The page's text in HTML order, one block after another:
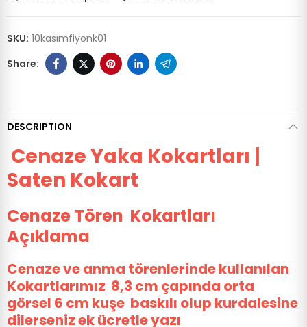
SKU: 10kasımfiyonk01
DESCRIPTION
Cenaze Yaka Kokartları |
Saten Kokart
Cenaze Tören Kokartları
Açıklama
Cenaze ve anma törenlerinde kullanılan
Kokartlarımız 8,3 cm çapında orta
görsel 6 cm kuşe baskılı olup kurdalesine
dilerseniz ek ücretle yazı